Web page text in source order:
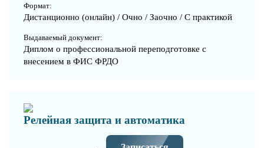
Формат:
Дистанционно (онлайн) / Очно / Заочно / С практикой
Выдаваемый документ:
Диплом о профессиональной переподготовке с
внесением в ФИС ФРДО
Релейная защита и автоматика